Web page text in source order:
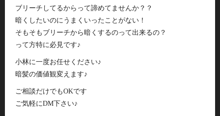
ブリーチしてるからって諦めてませんか？？
暗くしたいのにうまくいったことがない！
そもそもブリーチから暗くするのって出来るの？
って方特に必見です♪
小林に一度お任せください♪
暗髪の価値観変えます♪
ご相談だけでもOKです
ご気軽にDM下さい♪